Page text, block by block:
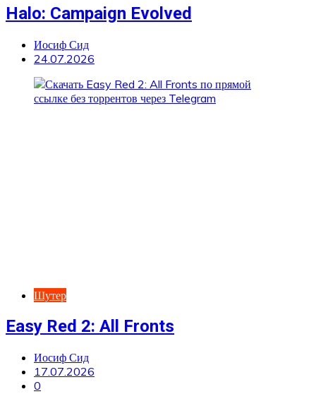
Halo: Campaign Evolved
Иосиф Сид
24.07.2026
Шутер
Easy Red 2: All Fronts
Иосиф Сид
17.07.2026
0